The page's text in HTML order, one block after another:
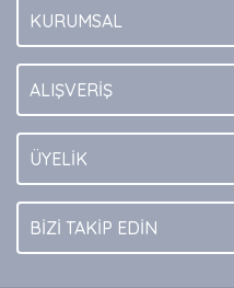
KURUMSAL
ALIŞVERİŞ
ÜYELİK
BİZİ TAKİP EDİN